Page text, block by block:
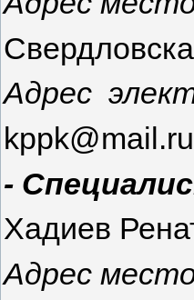
Адрес
kppk@mail.ru
-
Хадиев
Адрес